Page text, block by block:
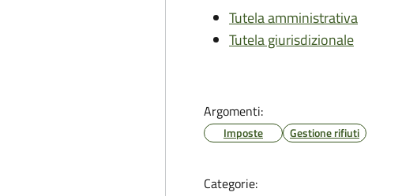
Tutela amministrativa
Tutela giurisdizionale
Argomenti:
Imposte Gestione rifiuti
Categorie: